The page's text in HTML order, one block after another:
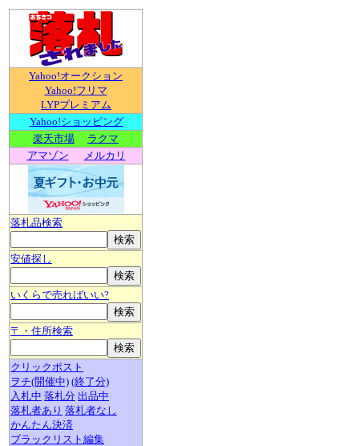
Yahoo!オークション
Yahoo!フリマ
LYPプレミアム
Yahoo!ショッピング
楽天市場
ラクマ
アマゾン
メルカリ
落札品検索
安値探し
いくらで売ればいい?
〒・住所検索
クリックポスト
ヲチ(開催中) (終了分)
入札中 落札分 出品中
落札者あり 落札者なし
かんたん決済
ブラックリスト編集